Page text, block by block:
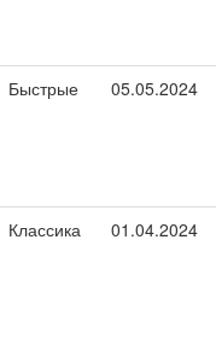
Быстрые 05.05.2024
Классика 01.04.2024